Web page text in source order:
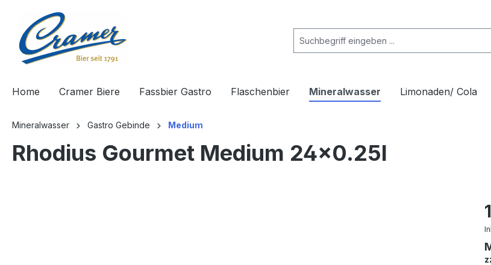
Zur Hauptnavigation springen
Home Cramer Biere Fassbier Gastro Flaschenbier Mineralwasser Limonaden/ Cola
Mineralwasser Gastro Gebinde Medium
Rhodius Gourmet Medium 24x0.25l